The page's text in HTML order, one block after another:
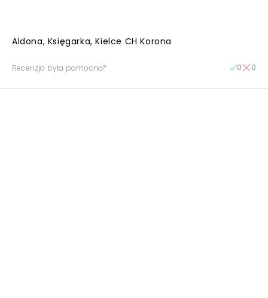
Aldona, Księgarka, Kielce CH Korona
Recenzja była pomocna? 0 0